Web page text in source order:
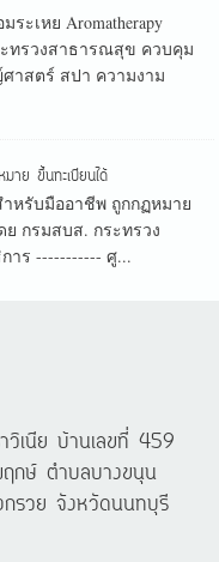
ะเหย Aromatherapy
ะทรวงสาธารณสุข ควบคุม
าสตร์ สปา ความงาม
ย ขึ้นทะเบียนได้
ำหรับมืออาชีพ ถูกกฏหมาย
กรมสบส. กระทรวง
าร ----------- ศู...
วิเนีย บ้านเลขที่ 459
กษ์ ตำบลบางขนุน
กรวย จังหวัดนนทบุรี